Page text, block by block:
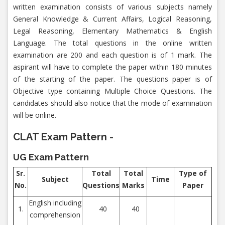
written examination consists of various subjects namely
General Knowledge & Current Affairs, Logical Reasoning,
Legal Reasoning, Elementary Mathematics & English
Language. The total questions in the online written
examination are 200 and each question is of 1 mark. The
aspirant will have to complete the paper within 180 minutes
of the starting of the paper. The questions paper is of
Objective type containing Multiple Choice Questions. The
candidates should also notice that the mode of examination
will be online.
CLAT Exam Pattern -
UG Exam Pattern
Sr.
No.
Subject
Total
Questions
Total
Marks
Time
Type of
Paper
1.
English including
comprehension
40 40